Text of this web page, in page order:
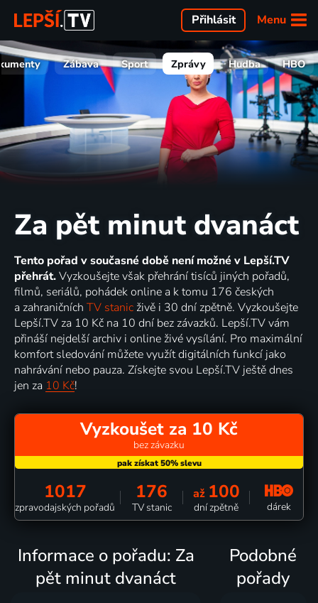
Menu
Přihlásit
Zábava Sport Zprávy Hudba HBO
Za pět minut dvanáct
Tento pořad v současné době není možné v Lepší.TV
přehrát.Vyzkoušejte však přehrání tisíců jiných pořadů,
filmů, seriálů, pohádek online a k tomu 176 českých
a zahraničních TV stanic živě i 30 dní zpětně. Vyzkoušejte
Lepší.TV za 10 Kč na 10 dní bez závazků. Lepší.TV vám
přináší nejdelší archiv i online živé vysílání. Pro maximální
komfort sledování můžete využít digitálních funkcí jako
nahrávání nebo pauza. Získejte svou Lepší.TV ještě dnes
jen za 10 Kč!
Vyzkoušet za 10 Kč
bez závazku
1017
zpravodajských pořadů
176
TV stanic
až 100
dní zpětně dárek
Informace o pořadu: Za
pět minut dvanáct
Podobné
pořady